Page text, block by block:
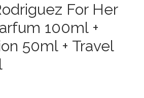
For Her
100ml +
50ml + Travel